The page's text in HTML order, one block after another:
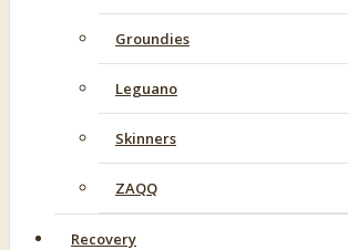
Groundies
Leguano
Skinners
ZAQQ
Recovery